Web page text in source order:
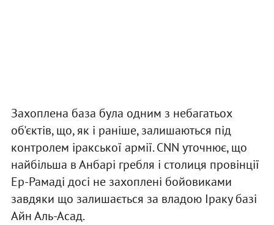
Захоплена база була одним з небагатьох
об'єктів, що, як і раніше, залишаються під
контролем іракської армії. CNN уточнює, що
найбільша в Анбарі гребля і столиця провінції
Ер-Рамаді досі не захоплені бойовиками
завдяки що залишається за владою Іраку базі
Айн Аль-Асад.